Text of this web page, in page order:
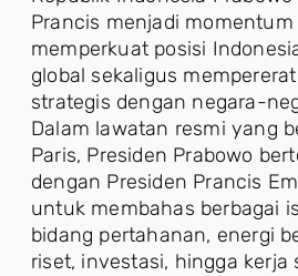
Prancis menjadi
memperkuat posisi
global sekaligus
strategis dengan negara-
Dalam lawatan resmi yang
Paris, Presiden Prabowo
dengan Presiden Prancis
untuk membahas berbagai
bidang pertahanan, energi
riset, investasi, hingga kerja